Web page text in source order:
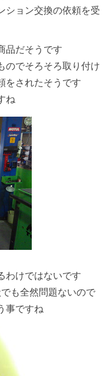
ション交換の依頼を受
品だそうです
のでそろそろ取り付け
をされたそうです
ね
わけではないです
も全然問題ないので
事ですね